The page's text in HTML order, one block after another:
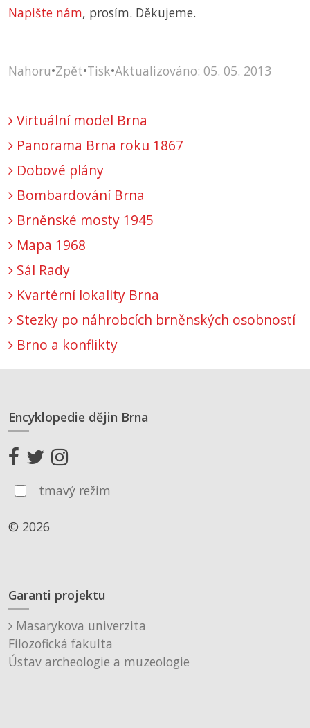
Napište nám, prosím. Děkujeme.
Nahoru•Zpět•Tisk•Aktualizováno: 05. 05. 2013
Virtuální model Brna
Panorama Brna roku 1867
Dobové plány
Bombardování Brna
Brněnské mosty 1945
Mapa 1968
Sál Rady
Kvartérní lokality Brna
Stezky po náhrobcích brněnských osobností
Brno a konflikty
Encyklopedie dějin Brna
tmavý režim
© 2026
Garanti projektu
Masarykova univerzita
Filozofická fakulta
Ústav archeologie a muzeologie